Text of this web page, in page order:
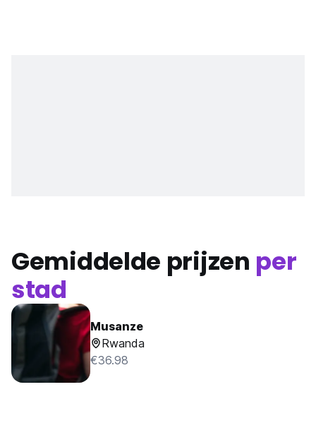
Gemiddelde prijzen per
stad
Musanze
Rwanda
€36.98